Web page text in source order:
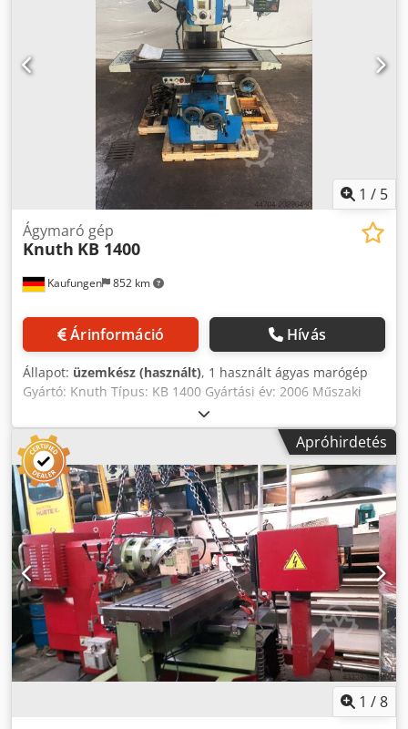
1 / 5
Kaufungen 852 km
Ágymaró gép
Knuth KB 1400
Árinformáció Hívás
Állapot: üzemkész (használt), 1 használt ágyas marógép
Gyártó: Knuth Típus: KB 1400 Gyártási év: 2006 Műszaki
adatok: Munkaterület Orsótengely és asztalfelület közötti
távolság: 150 mm - 650 mm T-hornyok száma: 3 db Asztal
felfogófelület: 1400 mm x 400 mm T-hornyok szélessége:
18 mm T-hornyok távolsága: 100 mm Magasságállítás
sebessége (max.): 1670 mm/perc Crjdpoxnp Epjfx Adwof
Mozgástartományok X-tengely elmozdulás: 950 mm Y-
tengely elmozdulás: 400 mm Z-tengely elmozdulás: 500
mm Függőleges marófej Orsóbefogás: SK 50 DIN 2080
Kinyúlás: 510 mm Orsófordulatszám (függőleges): 30
ford./perc – 1800 ford./perc Tokmánylöket: 105 mm Fej
billentési tartomány: ± 30° Gyorsjárat Gyorsjárat X-tengely:
1670 mm/perc Gyorsjárat Y-tengely: 1670 mm/perc
Gyorsjárat Z-tengely: 1670 mm/perc Előtolás Előtolási
sebesség X-tengely: 18 mm/perc – 627 mm/perc Előtolási
sebesség Y-tengely: 18 mm/perc – 627 mm/perc Előtolási
Hajtásteljesítmények Főhajtás motor teljesítménye: 7,5 kW
Apróhirdetés
1 /8